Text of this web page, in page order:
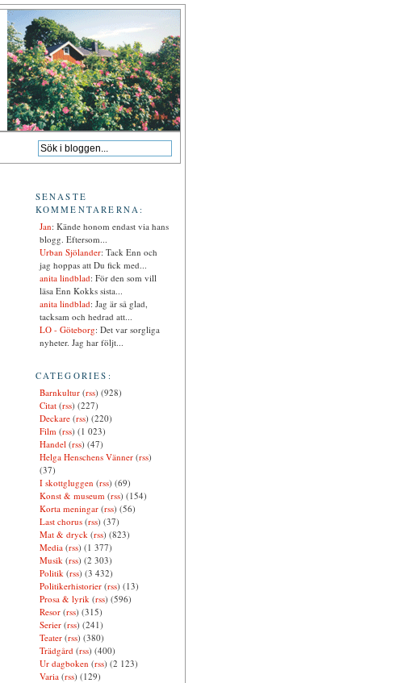
SENASTE
KOMMENTARERNA:
Jan: Kände honom endast via hans
blogg. Eftersom...
Urban Sjölander: Tack Enn och
jag hoppas att Du fick med...
anita lindblad: För den som vill
läsa Enn Kokks sista...
anita lindblad: Jag är så glad,
tacksam och hedrad att...
LO - Göteborg: Det var sorgliga
nyheter. Jag har följt...
CATEGORIES:
Barnkultur(rss) (928)
Citat(rss) (227)
Deckare(rss) (220)
Film(rss) (1 023)
Handel(rss) (47)
Helga Henschens Vänner(rss)
(37)
I skottgluggen (rss) (69)
Konst & museum(rss) (154)
Korta meningar(rss) (56)
Last chorus(rss) (37)
Mat & dryck(rss) (823)
Media(rss) (1 377)
Musik(rss) (2 303)
Politik(rss) (3 432)
Politikerhistorier(rss) (13)
Prosa & lyrik(rss) (596)
Resor(rss) (315)
Serier(rss) (241)
Teater(rss) (380)
Trädgård(rss) (400)
Ur dagboken (rss) (2 123)
Varia(rss) (129)